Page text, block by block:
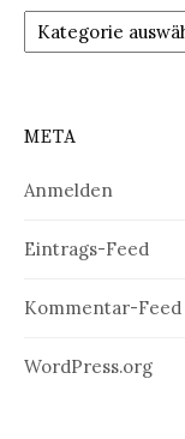
Kategorien
META
Anmelden
Eintrags-Feed
Kommentar-Feed
WordPress.org